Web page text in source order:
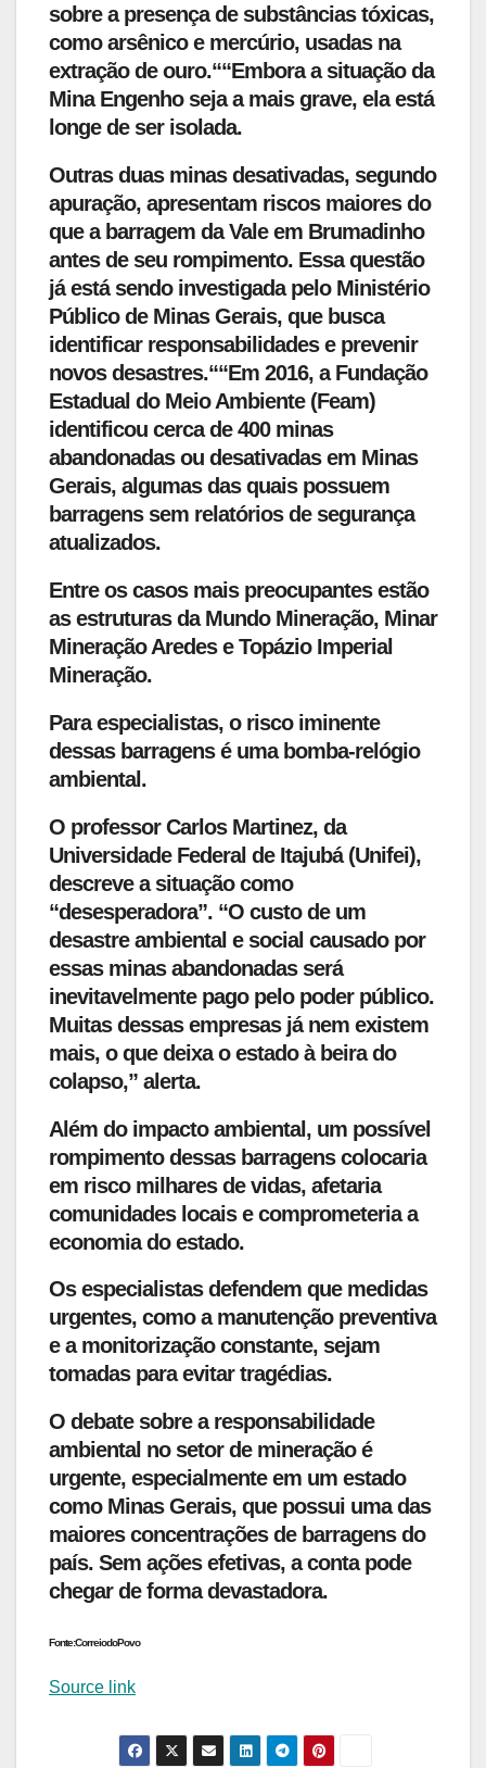
sobre a presença de substâncias tóxicas,
como arsênico e mercúrio, usadas na
extração de ouro.““Embora a situação da
Mina Engenho seja a mais grave, ela está
longe de ser isolada.
Outras duas minas desativadas, segundo
apuração, apresentam riscos maiores do
que a barragem da Vale em Brumadinho
antes de seu rompimento. Essa questão
já está sendo investigada pelo Ministério
Público de Minas Gerais, que busca
identificar responsabilidades e prevenir
novos desastres.““Em 2016, a Fundação
Estadual do Meio Ambiente (Feam)
identificou cerca de 400 minas
abandonadas ou desativadas em Minas
Gerais, algumas das quais possuem
barragens sem relatórios de segurança
atualizados.
Entre os casos mais preocupantes estão
as estruturas da Mundo Mineração, Minar
Mineração Aredes e Topázio Imperial
Mineração.
Para especialistas, o risco iminente
dessas barragens é uma bomba-relógio
ambiental.
O professor Carlos Martinez, da
Universidade Federal de Itajubá (Unifei),
descreve a situação como
“desesperadora”. “O custo de um
desastre ambiental e social causado por
essas minas abandonadas será
inevitavelmente pago pelo poder público.
Muitas dessas empresas já nem existem
mais, o que deixa o estado à beira do
colapso,” alerta.
Além do impacto ambiental, um possível
rompimento dessas barragens colocaria
em risco milhares de vidas, afetaria
comunidades locais e comprometeria a
economia do estado.
Os especialistas defendem que medidas
urgentes, como a manutenção preventiva
e a monitorização constante, sejam
tomadas para evitar tragédias.
O debate sobre a responsabilidade
ambiental no setor de mineração é
urgente, especialmente em um estado
como Minas Gerais, que possui uma das
maiores concentrações de barragens do
país. Sem ações efetivas, a conta pode
chegar de forma devastadora.
Fonte:CorreiodoPovo
Source link